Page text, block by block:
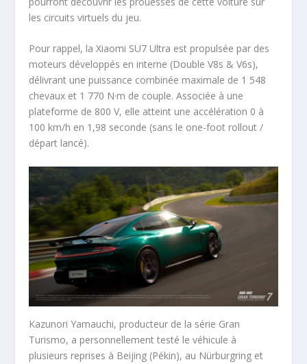
les circuits virtuels du jeu.
Pour rappel, la Xiaomi SU7 Ultra est propulsée par des
moteurs développés en interne (Double V8s & V6s),
délivrant une puissance combinée maximale de 1 548
chevaux et 1 770 N·m de couple. Associée à une
plateforme de 800 V, elle atteint une accélération 0 à
100 km/h en 1,98 seconde (sans le one-foot rollout /
départ lancé).
Kazunori Yamauchi, producteur de la série Gran
Turismo, a personnellement testé le véhicule à
plusieurs reprises à Beijing (Pékin), au Nürburgring et